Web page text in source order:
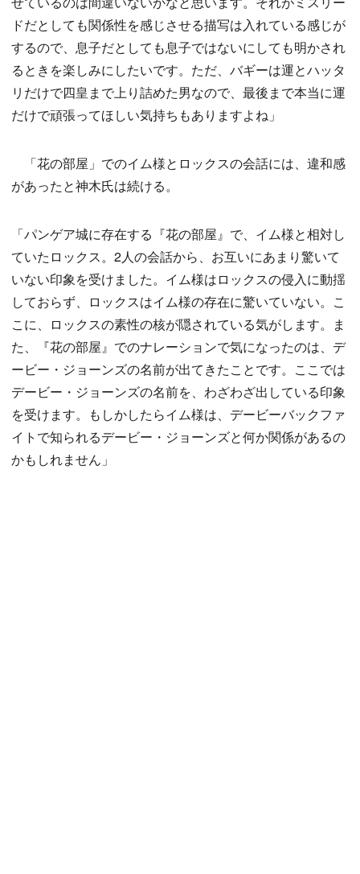
ドだとしても関係性を感じさせる描写は入れている感じが
するので、息子だとしても息子ではないにしても明かされ
るときを楽しみにしたいです。ただ、バギーは運とハッタ
リだけで四皇まで上り詰めた男なので、最後まで本当に運
だけで頑張ってほしい気持ちもありますよね」
「花の部屋」でのイム様とロックスの会話には、違和感
があったと神木氏は続ける。
「パンゲア城に存在する『花の部屋』で、イム様と相対し
ていたロックス。2人の会話から、お互いにあまり驚いて
いない印象を受けました。イム様はロックスの侵入に動揺
しておらず、ロックスはイム様の存在に驚いていない。こ
こに、ロックスの素性の核が隠されている気がします。ま
た、『花の部屋』でのナレーションで気になったのは、デ
ービー・ジョーンズの名前が出てきたことです。ここでは
デービー・ジョーンズの名前を、わざわざ出している印象
を受けます。もしかしたらイム様は、デービーバックファ
イトで知られるデービー・ジョーンズと何か関係があるの
かもしれません」